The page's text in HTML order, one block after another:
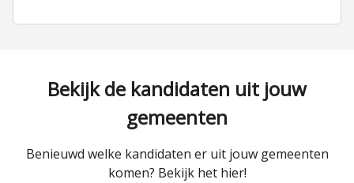
Bekijk de kandidaten uit jouw
gemeenten
Benieuwd welke kandidaten er uit jouw gemeenten
komen? Bekijk het hier!